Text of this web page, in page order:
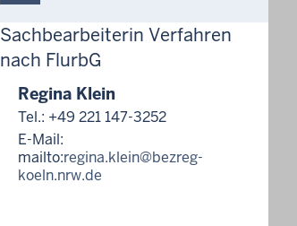
Sachbearbeiterin Verfahren
nach FlurbG
Regina Klein
Tel.: +49 221 147-3252
E-Mail:
mailto:regina.klein@bezreg-
koeln.nrw.de